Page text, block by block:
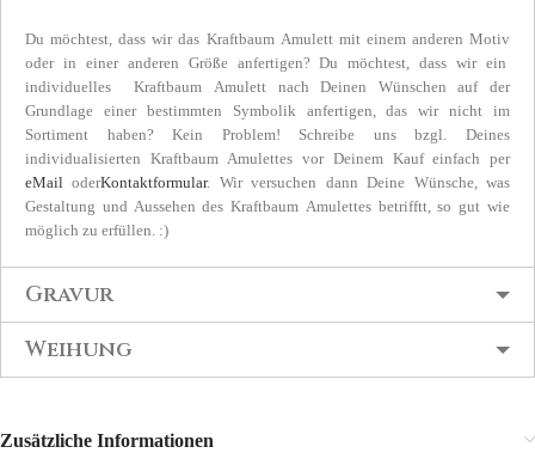
Du möchtest, dass wir das Kraftbaum Amulett mit einem anderen Motiv
oder in einer anderen Größe anfertigen? Du möchtest, dass wir ein
individuelles Kraftbaum Amulett nach Deinen Wünschen auf der
Grundlage einer bestimmten Symbolik anfertigen, das wir nicht im
Sortiment haben? Kein Problem! Schreibe uns bzgl. Deines
individualisierten Kraftbaum Amulettes vor Deinem Kauf einfach per
eMail oderKontaktformular. Wir versuchen dann Deine Wünsche, was
Gestaltung und Aussehen des Kraftbaum Amulettes betrifftt, so gut wie
möglich zu erfüllen. :)
Gravur
Weihung
Zusätzliche Informationen